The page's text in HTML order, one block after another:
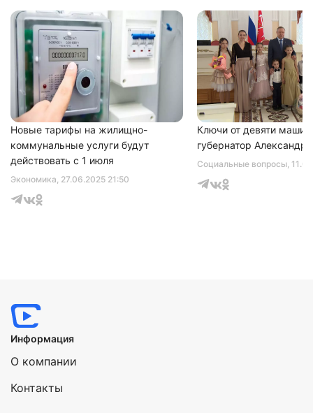
Экономика, 27.06.2025 21:50
Новые тарифы на жилищно-
коммунальные услуги будут
действовать с 1 июля
Социальные вопросы,
Ключи от девяти машин
губернатор Александр
Нажимая на кнопку "Отправить" вы
соглашаетесь с политикой конфиденциальности
Информация
О компании
Контакты